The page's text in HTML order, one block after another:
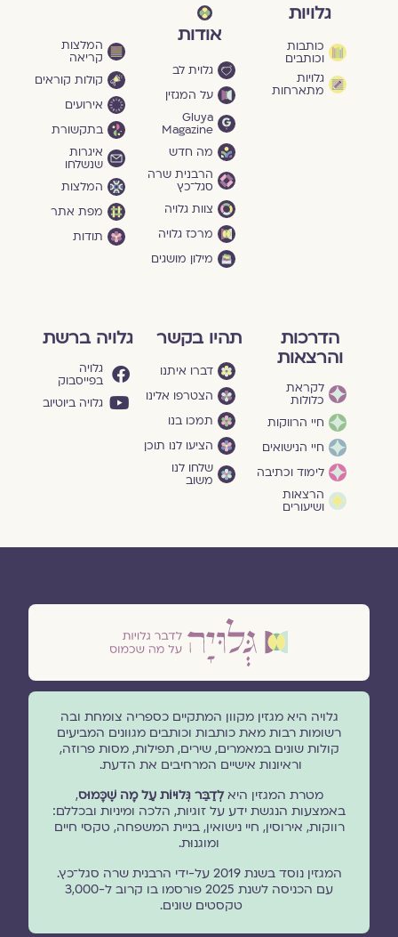
גלויות
כותבות
וכותבים
גלויות
מתארחות
אודות
גלוית לב
על המגזין
Gluya
Magazine
מה חדש
הרבנית שרה
סגל־כץ
צוות גלויה
מרכז גלויה
מילון מושגים
המלצות
קריאה
קולות קוראים
אירועים
בתקשורת
איגרות
שנשלחו
המלצות
מפת אתר
תודות
הדרכות
והרצאות
לקראת
כלולות
חיי הרווקות
חיי הנישואים
לימוד וכתיבה
הרצאות
ושיעורים
תהיו בקשר
דברו איתנו
הצטרפו אלינו
תמכו בנו
הציעו לנו תוכן
שלחו לנו
משוב
גלויה ברשת
גלויה
בפייסבוק
גלויה ביוטיוב
גלויה היא מגזין מקוון המתקיים כספריה צומחת ובה
רשומות רבות מאת כותבות וכותבים מגוונים המביעים
קולות שונים במאמרים, שירים, תפילות, מסות פרוזה,
וראיונות אישיים המרחיבים את הדעת.
מטרת המגזין היאלְדַבֵּר גְּלוּיוֹת עַל מָה שֶׁכָּמוּס,
באמצעות הנגשת ידע על זוגיות, הלכה ומיניות ובכללם:
רווקות, אירוסין, חיי נישואין, בניית המשפחה, טקסי חיים
ומוגנוּת.
המגזין נוסד בשנת 2019 על-ידי הרבנית שרה סגל־כץ.
עם הכניסה לשנת 2025 פורסמו בו קרוב ל-3,000
טקסטים שונים.